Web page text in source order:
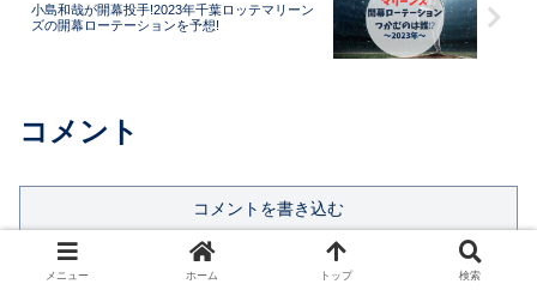
小島和哉が開幕投手!2023年千葉ロッテマリーン
ズの開幕ローテーションを予想!
コメント
コメントを書き込む
ホーム セ・リーグ
メニュー ホーム トップ 検索